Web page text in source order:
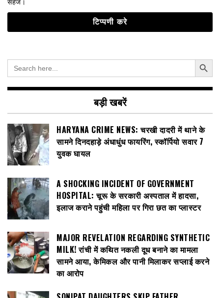
सहेजें।
Search
for:
Search Button
बड़ी खबरें
HARYANA CRIME NEWS: चरखी दादरी में थाने के
सामने दिनदहाड़े अंधाधुंध फायरिंग, स्कॉर्पियो सवार 7
युवक घायल
A SHOCKING INCIDENT OF GOVERNMENT
HOSPITAL: चूरू के सरकारी अस्पताल में हादसा,
इलाज कराने पहुंची महिला पर गिरा छत का प्लास्टर
MAJOR REVELATION REGARDING SYNTHETIC
MILK! रांची में कथित नकली दूध बनाने का मामला
सामने आया, केमिकल और पानी मिलाकर सप्लाई करने
का आरोप